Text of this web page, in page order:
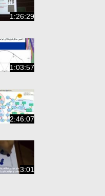
1:26:29
1:03:57
2:46:07
3:01